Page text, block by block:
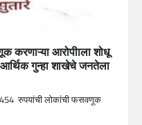
करणाऱ्या आरोपीाला शोधू
आर्थिक गुन्हा शाखेचे जनतेला
454 रुपयांची लोकांची फसवणूक